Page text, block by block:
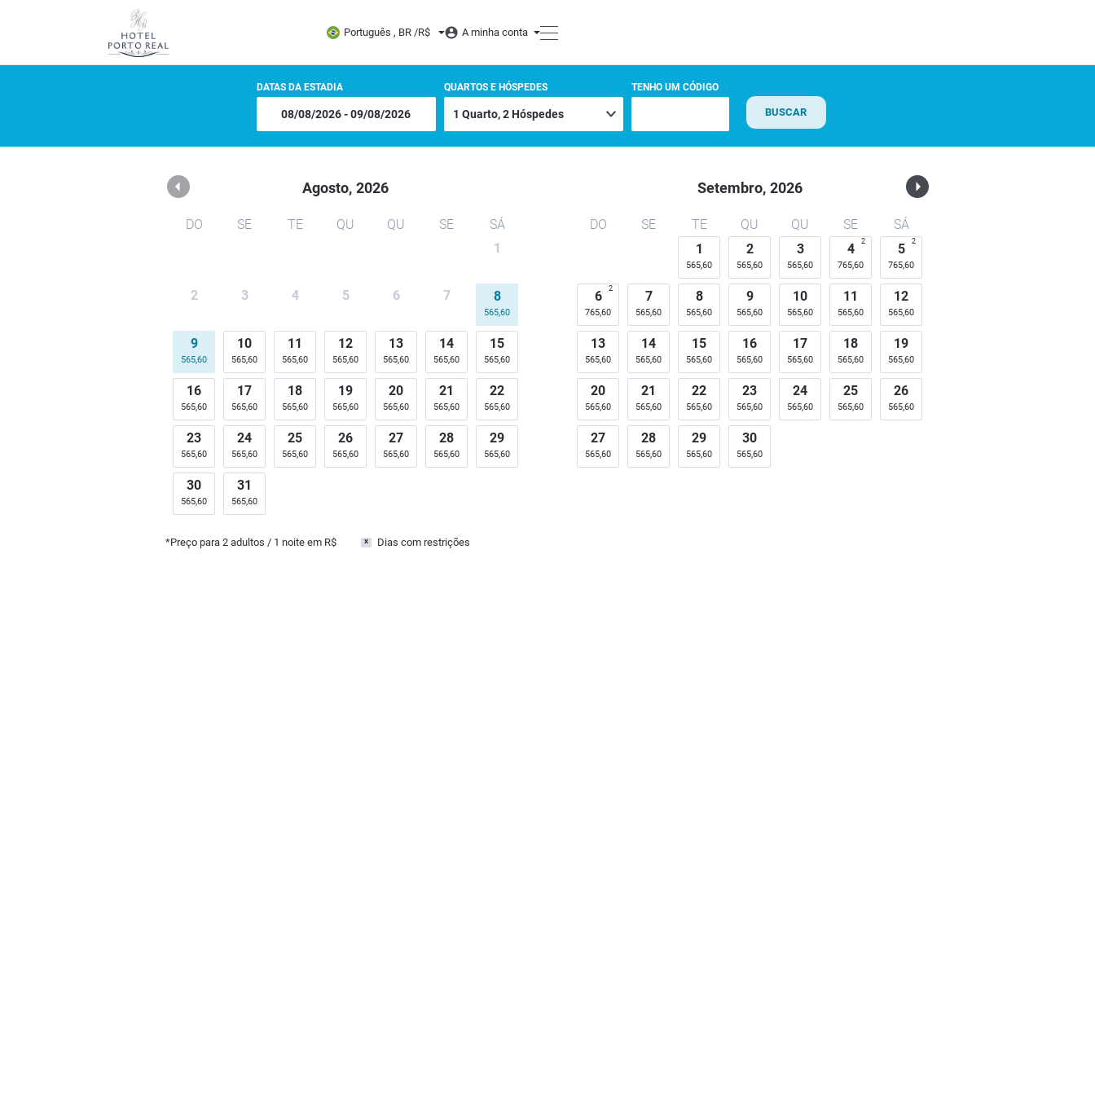
Hotel Porto Real Português , BR /R$ A minha conta
DATAS DA ESTADIA QUARTOS E HÓSPEDES TENHO UM CÓDIGO
BUSCAR
Agosto, 2026
DO SE TE QU QU SE
SÁ
1
2 3 4 5 6 7 8
565,60
9
565,60
10
565,60
11
565,60
12
565,60
13
565,60
14
565,60
15
565,60
16
565,60
17
565,60
18
565,60
19
565,60
20
565,60
21
565,60
22
565,60
23
565,60
24
565,60
25
565,60
26
565,60
27
565,60
28
565,60
29
565,60
30
565,60
31
565,60
Setembro, 2026
DO SE TE QU QU SE
SÁ
1
565,60
2
565,60
3
565,60
4
765,60
2 5
765,60
2
6
765,60
2 7
565,60
8
565,60
9
565,60
10
565,60
11
565,60
12
565,60
13
565,60
14
565,60
15
565,60
16
565,60
17
565,60
18
565,60
19
565,60
20
565,60
21
565,60
22
565,60
23
565,60
24
565,60
25
565,60
26
565,60
27
565,60
28
565,60
29
565,60
30
565,60
*Preço para2 adultos / 1 noite em R$ x Dias com restrições